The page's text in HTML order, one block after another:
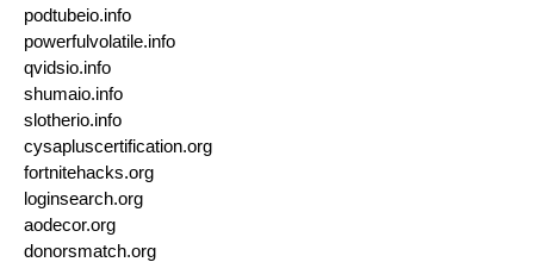
podtubeio.info
powerfulvolatile.info
qvidsio.info
shumaio.info
slotherio.info
cysapluscertification.org
fortnitehacks.org
loginsearch.org
aodecor.org
donorsmatch.org